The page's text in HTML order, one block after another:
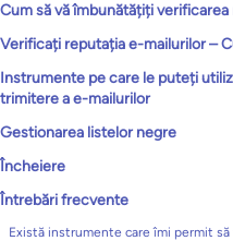
Cum să vă îmbunătățiți
Verificați reputația e-mailurilor –
Instrumente pe care le puteți
trimitere a e-mailurilor
Gestionarea listelor negre
Încheiere
Întrebări frecvente
Există instrumente care îmi permit